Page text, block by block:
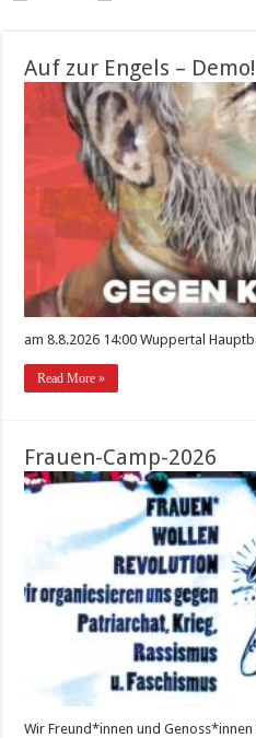
Auf zur Engels – Demo!
am 8.8.2026 14:00 Wuppertal
Read More »
Frauen-Camp-2026
Wir Freund*innen und